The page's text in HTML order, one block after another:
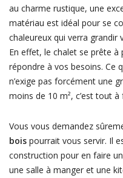
au charme rustique, une
matériau est idéal pour se
chaleureux qui verra grandir
En effet, le chalet se prête
répondre à vos besoins. Ce
n’exige pas forcément une
moins de 10 m², c’est tout
Vous vous demandez
boispourrait vous servir. Il
construction pour en faire
une salle à manger et une